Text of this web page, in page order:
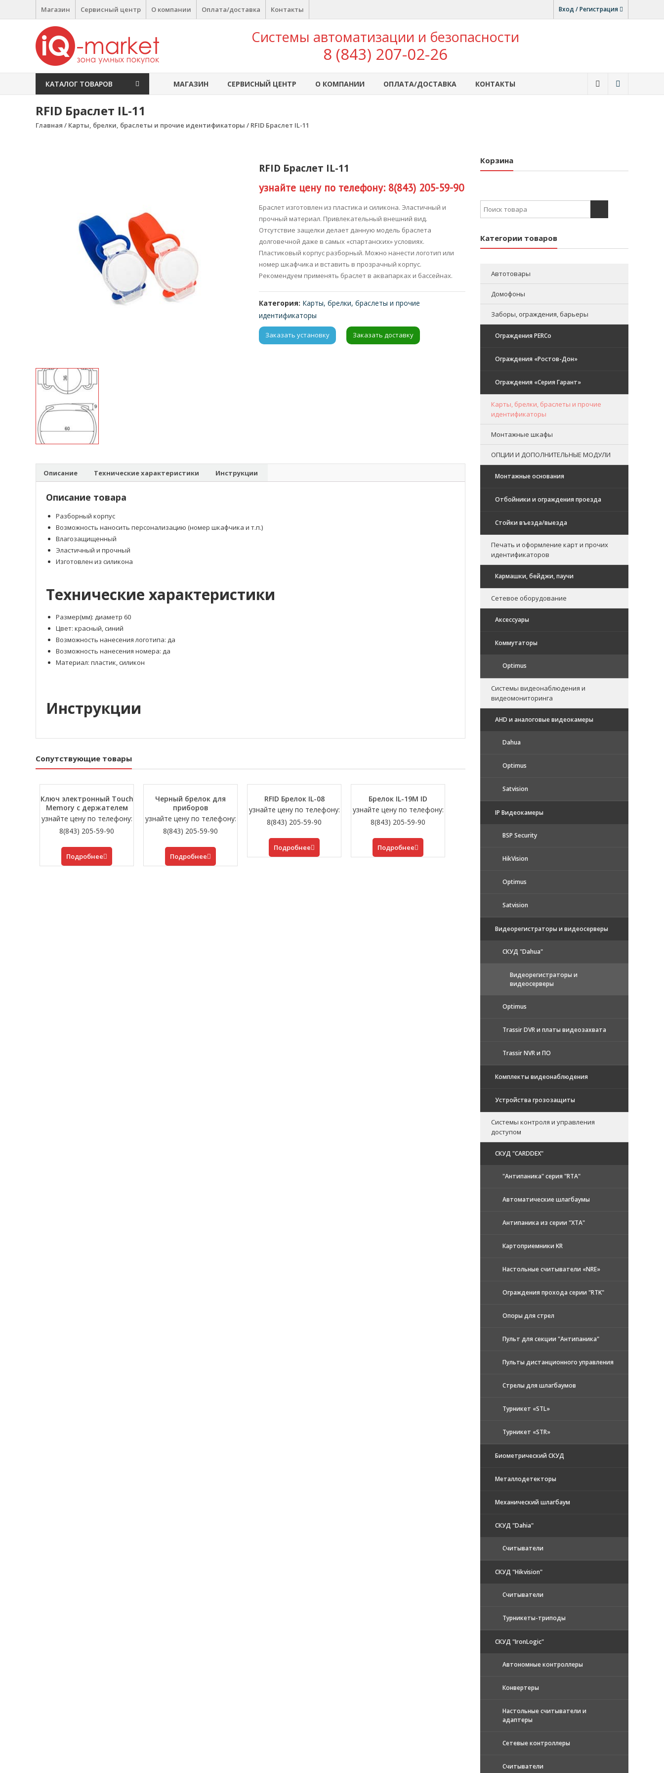
Перейти к содержимому
Магазин Сервисный центр О компании Оплата/доставка Контакты Вход / Регистрация
IQ Market
зона умных покупок
Системы автоматизации и безопасности
8 (843) 207-02-26
КАТАЛОГ ТОВАРОВ МАГАЗИН СЕРВИСНЫЙ ЦЕНТР О КОМПАНИИ ОПЛАТА/ДОСТАВКА КОНТАКТЫ
RFID Браслет IL-11
Главная / Карты, брелки, браслеты и прочие идентификаторы / RFID Браслет IL-11
RFID Браслет IL-11
узнайте цену по телефону: 8(843) 205-59-90
Браслет изготовлен из пластика и силикона. Эластичный и
прочный материал. Привлекательный внешний вид.
Отсутствие защелки делает данную модель браслета
долговечной даже в самых «спартанских» условиях.
Пластиковый корпус разборный. Можно нанести логотип или
номер шкафчика и вставить в прозрачный корпус.
Рекомендуем применять браслет в аквапарках и бассейнах.
Категория: Карты, брелки, браслеты и прочие
идентификаторы
Заказать установку Заказать доставку
Описание Технические характеристики Инструкции
Описание товара
Разборный корпус
Возможность наносить персонализацию (номер шкафчика и т.п.)
Влагозащищенный
Эластичный и прочный
Изготовлен из силикона
Технические характеристики
Размер(мм): диаметр 60
Цвет: красный, синий
Возможность нанесения логотипа: да
Возможность нанесения номера: да
Материал: пластик, силикон
Инструкции
Сопутствующие товары
Ключ электронный Touch
Memory с держателем
узнайте цену по телефону:
8(843) 205-59-90
Подробнее
Черный брелок для
приборов
узнайте цену по телефону:
8(843) 205-59-90
Подробнее
RFID Брелок IL-08
узнайте цену по телефону:
8(843) 205-59-90
Подробнее
Брелок IL-19M ID
узнайте цену по телефону:
8(843) 205-59-90
Подробнее
Корзина
Search for:
Категории товаров
Автотовары
Домофоны
Заборы, ограждения, барьеры
Ограждения PERCo
Ограждения «Ростов-Дон»
Ограждения «Серия Гарант»
Карты, брелки, браслеты и прочие
идентификаторы
Монтажные шкафы
ОПЦИИ И ДОПОЛНИТЕЛЬНЫЕ МОДУЛИ
Монтажные основания
Отбойники и ограждения проезда
Стойки въезда/выезда
Печать и оформление карт и прочих
идентификаторов
Кармашки, бейджи, паучи
Сетевое оборудование
Аксессуары
Коммутаторы
Optimus
Системы видеонаблюдения и
видеомониторинга
AHD и аналоговые видеокамеры
Dahua
Optimus
Satvision
IP Видеокамеры
BSP Security
HikVision
Optimus
Satvision
Видеорегистраторы и видеосерверы
CКУД "Dahua"
Видеорегистраторы и
видеосерверы
Optimus
Trassir DVR и платы видеозахвата
Trassir NVR и ПО
Комплекты видеонаблюдения
Устройства грозозащиты
Системы контроля и управления
доступом
CКУД "CARDDEX"
"Антипаника" серия "RTA"
Автоматические шлагбаумы
Антипаника из серии "XTA"
Картоприемники KR
Настольные считыватели «NRE»
Ограждения прохода серии "RTK"
Опоры для стрел
Пульт для секции "Антипаника"
Пульты дистанционного управления
Стрелы для шлагбаумов
Турникет «STL»
Турникет «STR»
Биометрический СКУД
Металлодетекторы
Механический шлагбаум
СКУД "Dahia"
Считыватели
СКУД "Hikvision"
Считыватели
Турникеты-триподы
СКУД "IronLogic"
Автономные контроллеры
Конвертеры
Настольные считыватели и
адаптеры
Сетевые контроллеры
Считыватели